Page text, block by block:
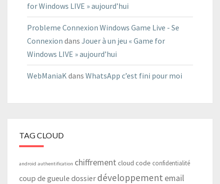
for Windows LIVE » aujourd’hui
Probleme Connexion Windows Game Live - Se
Connexion dans Jouer à un jeu « Game for
Windows LIVE » aujourd’hui
WebManiaK dans WhatsApp c’est fini pour moi
TAG CLOUD
android authentification chiffrement cloud code confidentialité
coup de gueule dossier développement email